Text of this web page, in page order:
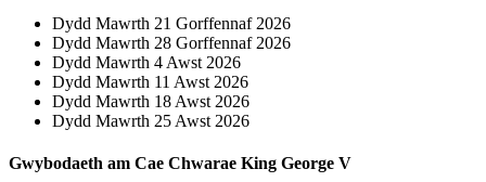
Dydd Mawrth 21 Gorffennaf 2026
Dydd Mawrth 28 Gorffennaf 2026
Dydd Mawrth 4 Awst 2026
Dydd Mawrth 11 Awst 2026
Dydd Mawrth 18 Awst 2026
Dydd Mawrth 25 Awst 2026
Gwybodaeth am Cae Chwarae King George V